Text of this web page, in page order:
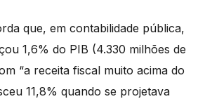
que, em contabilidade pública,
1,6% do PIB (4.330 milhões de
“a receita fiscal muito acima do
11,8% quando se projetava